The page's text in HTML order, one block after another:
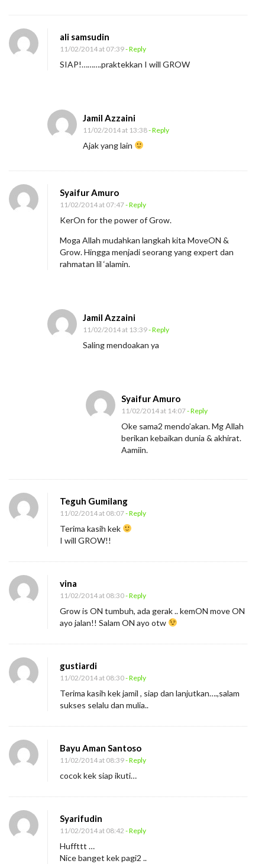
ali samsudin
11/02/2014 at 07:39- Reply
SIAP!……….praktekkan I will GROW
Jamil Azzaini
11/02/2014 at 13:38- Reply
Ajak yang lain
Syaifur Amuro
11/02/2014 at 07:47- Reply
KerOn for the power of Grow.
Moga Allah mudahkan langkah kita MoveON &
Grow. Hingga menjadi seorang yang expert dan
rahmatan lil ‘alamin.
Jamil Azzaini
11/02/2014 at 13:39- Reply
Saling mendoakan ya
Syaifur Amuro
11/02/2014 at 14:07- Reply
Oke sama2 mendo’akan. Mg Allah
berikan kebaikan dunia & akhirat.
Aamiin.
Teguh Gumilang
11/02/2014 at 08:07- Reply
Terima kasih kek
I will GROW!!
vina
11/02/2014 at 08:30- Reply
Grow is ON tumbuh, ada gerak .. kemON move ON
ayo jalan!! Salam ON ayo otw
gustiardi
11/02/2014 at 08:30- Reply
Terima kasih kek jamil , siap dan lanjutkan….,salam
sukses selalu dan mulia..
Bayu Aman Santoso
11/02/2014 at 08:39- Reply
cocok kek siap ikuti…
Syarifudin
11/02/2014 at 08:42 - Reply
Huffttt …
Nice banget kek pagi2 ..